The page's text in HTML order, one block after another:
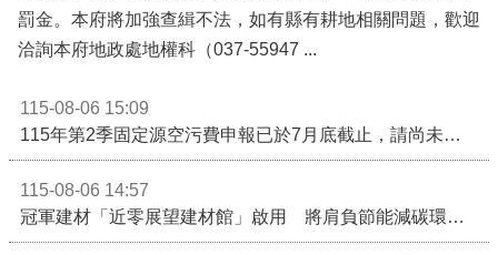
罰金。本府將加強查緝不法，如有縣有耕地相關問題，歡迎
洽詢本府地政處地權科（037-55947 ...
115-08-06 15:09
115年第2季固定源空污費申報已於7月底截止，請尚未申報公私場所儘速完成申繳，以免面臨滯納金及罰鍰!
115-08-06 14:57
冠軍建材「近零展望建材館」啟用 將肩負節能減碳環境教育重任